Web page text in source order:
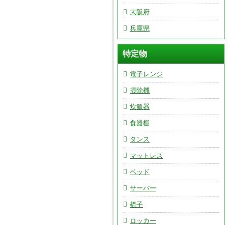
大阪府
兵庫県
特定物
電子レンジ
掃除機
炊飯器
食器棚
タンス
マットレス
ベッド
サーバー
椅子
ロッカー